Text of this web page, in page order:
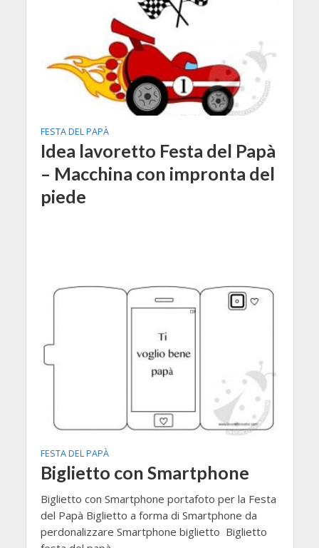
FESTA DEL PAPÀ
Idea lavoretto Festa del Papà
– Macchina con impronta del
piede
FESTA DEL PAPÀ
Biglietto con Smartphone
Biglietto con Smartphone portafoto per la Festa
del Papà Biglietto a forma di Smartphone da
perdonalizzare Smartphone biglietto Biglietto